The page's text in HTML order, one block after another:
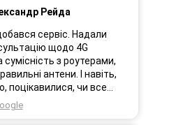
ще раз.
зімною зв’язалася
дуже привітна
все детально і
пристрій.
прийшло через день і я
інтернет.
зв’язоку і все
І ось інтернет працює як
Рейда
сервіс. Надали
щодо 4G
з роутерами,
антени. І навіть,
поцікавилися, чи все
впровадження
в експлуатацію та чи